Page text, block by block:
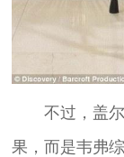
不过，盖尔
果，而是韦弗